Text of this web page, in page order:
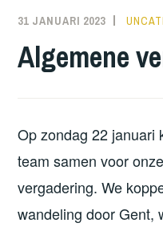
31 JANUARI 2023
Algemene
Op zondag 22 januari
team samen voor
vergadering. We
wandeling door Gent,